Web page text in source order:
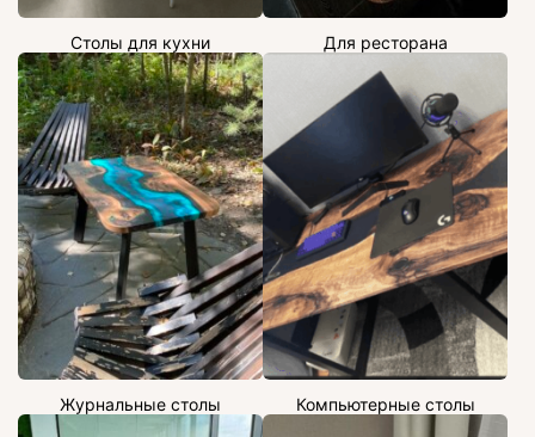
Столы для кухни Для ресторана
Журнальные столы Компьютерные столы